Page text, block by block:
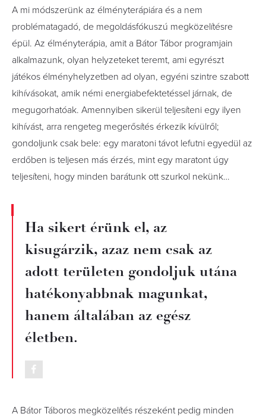
A mi módszerünk az élményterápiára és a nem
problématagadó, de megoldásfókuszú megközelítésre
épül. Az élményterápia, amit a Bátor Tábor programjain
alkalmazunk, olyan helyzeteket teremt, ami egyrészt
játékos élményhelyzetben ad olyan, egyéni szintre szabott
kihívásokat, amik némi energiabefektetéssel járnak, de
megugorhatóak. Amennyiben sikerül teljesíteni egy ilyen
kihívást, arra rengeteg megerősítés érkezik kívülről;
gondoljunk csak bele: egy maratoni távot lefutni egyedül az
erdőben is teljesen más érzés, mint egy maratont úgy
teljesíteni, hogy minden barátunk ott szurkol nekünk…
Ha sikert érünk el, az
kisugárzik, azaz nem csak az
adott területen gondoljuk utána
hatékonyabbnak magunkat,
hanem általában az egész
életben.
A Bátor Táboros megközelítés részeként pedig minden